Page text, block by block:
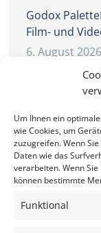
Um Ihnen ein
wie Cookies, um
zuzugreifen. Wenn
Daten wie das
verarbeiten. Wenn
können bestimmte
Funktional
Godox
Film- und
6. August 2026
5. August
Sony FE 100-
5. August
Taschen